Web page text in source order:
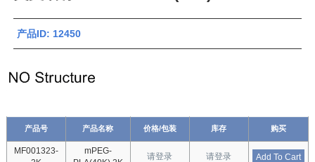
产品ID: 12450
产品号 产品名称 价格/包装 库存 购买
MF001323-
mPEG-
请登录 请登录 Add To Cart